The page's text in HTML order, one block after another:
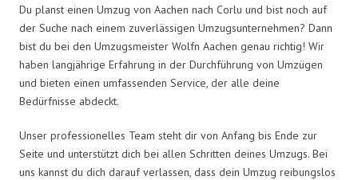
Du planst einen Umzug von Aachen nach Corlu und bist noch auf
der Suche nach einem zuverlässigen Umzugsunternehmen? Dann
bist du bei den Umzugsmeister Wolfn Aachen genau richtig! Wir
haben langjährige Erfahrung in der Durchführung von Umzügen
und bieten einen umfassenden Service, der alle deine
Bedürfnisse abdeckt.
Unser professionelles Team steht dir von Anfang bis Ende zur
Seite und unterstützt dich bei allen Schritten deines Umzugs. Bei
uns kannst du dich darauf verlassen, dass dein Umzug reibungslos